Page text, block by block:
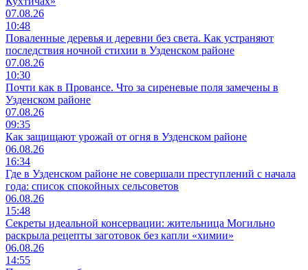
07.08.26
10:48
Поваленные деревья и деревни без света. Как устраняют
последствия ночной стихии в Узденском районе
07.08.26
10:30
Почти как в Провансе. Что за сиреневые поля замечены в
Узденском районе
07.08.26
09:35
Как защищают урожай от огня в Узденском районе
06.08.26
16:34
Где в Узденском районе не совершали преступлений с начала
года: список спокойных сельсоветов
06.08.26
15:48
Секреты идеальной консервации: жительница Могильно
раскрыла рецепты заготовок без капли «химии»
06.08.26
14:55